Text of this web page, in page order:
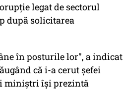
legat de sectorul
după solicitarea
în posturile lor", a indicat
că i-a cerut şefei
miniştri îşi prezintă